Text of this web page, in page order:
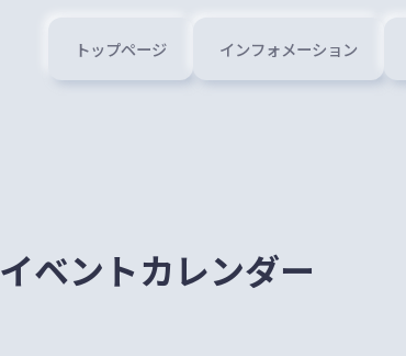
トップページ インフォメーション
イベントカレンダー